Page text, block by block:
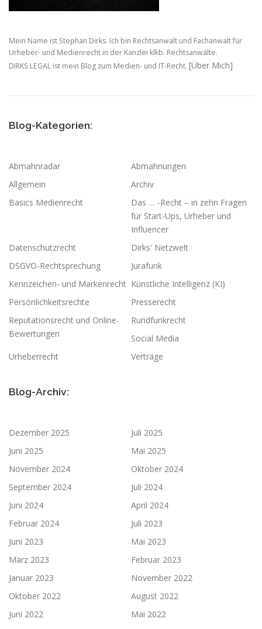
Mein Name ist Stephan Dirks. Ich bin Rechtsanwalt und Fachanwalt für
Urheber- und Medienrecht in der Kanzlei klkb. Rechtsanwälte.
DIRKS.LEGAL ist mein Blog zum Medien- und IT-Recht. [Über Mich]
Blog-Kategorien:
Abmahnradar
Abmahnungen
Allgemein
Archiv
Basics Medienrecht
Das … -Recht – in zehn Fragen
für Start-Ups, Urheber und
Influencer
Datenschutzrecht
Dirks' Netzwelt
DSGVO-Rechtsprechung
Jurafunk
Kennzeichen- und Markenrecht Künstliche Intelligenz (KI)
Persönlichkeitsrechte
Presserecht
Reputationsrecht und Online-
Bewertungen
Rundfunkrecht
Social Media
Urheberrecht
Verträge
Blog-Archiv:
Dezember 2025
Juli 2025
Juni 2025
Mai 2025
November 2024
Oktober 2024
September 2024
Juli 2024
Juni 2024
April 2024
Februar 2024
Juli 2023
Juni 2023
Mai 2023
März 2023
Februar 2023
Januar 2023
November 2022
Oktober 2022
August 2022
Juni 2022
Mai 2022